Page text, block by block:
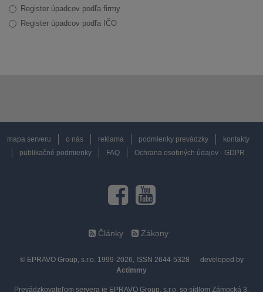
Register úpadcov podľa firmy
Register úpadcov podľa IČO
mapa serveru o nás reklama podmienky prevádzky
kontakty
publikačné podmienky
FAQ Ochrana osobných údajov - GDPR
Články Zákony
© EPRAVO Group, s.r.o. 1999-2026, ISSN 2644-5328
developed by
Actimmy
Prevádzkovateľom servera je EPRAVO Group, s.r.o. so sídlom Zámocká 3,